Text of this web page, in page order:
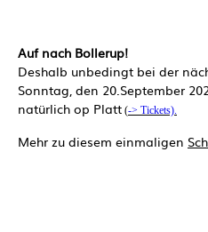
Auf nach Bollerup!
Deshalb unbedingt bei der
Sonntag, den 20.September
natürlich op Platt (-> Tickets).
Mehr zu diesem einmaligen